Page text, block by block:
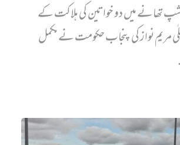
تھانے میں دو خواتین کی ہلاکت کے
مریم نواز کی پنجاب حکومت نے مکمل